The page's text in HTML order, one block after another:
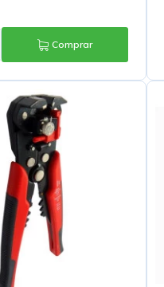
Comprar